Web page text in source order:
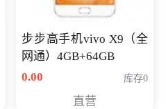
步步高手机vivo X9（全
网通）4GB+64GB
0.00
库存0
直营